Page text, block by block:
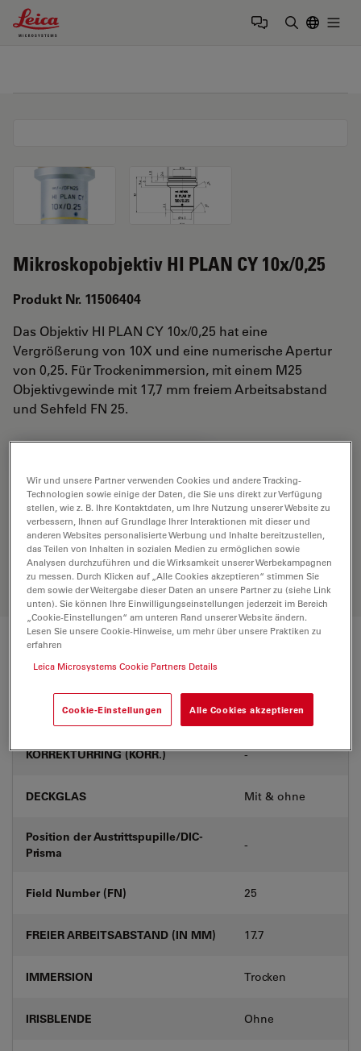
Leica Microsystems Logo
Mikroskopobjektiv HI PLAN CY 10x/0,25
Produkt Nr. 11506404
Das Objektiv HI PLAN CY 10x/0,25 hat eine
Vergrößerung von 10X und eine numerische Apertur
von 0,25. Für Trockenimmersion, mit einem M25
Objektivgewinde mit 17,7 mm freiem Arbeitsabstand
und Sehfeld FN 25.
Entdecken Sie die perfekte Lösung.
Erkunden Sie unserenObjective
Finder, vergleichen Sie Alternativen
und finden Sie die beste Lösung für
Ihre Anforderungen.
Technische Daten
Produktnummer 11506404
KORREKTURRING (KORR.) -
DECKGLAS Mit & ohne
Position der Austrittspupille/DIC-
Prisma
-
Field Number (FN) 25
FREIER ARBEITSABSTAND (IN MM) 17.7
IMMERSION Trocken
IRISBLENDE Ohne
Wir und unsere Partner verwenden Cookies und andere Tracking-
Technologien sowie einige der Daten, die Sie uns direkt zur Verfügung
stellen, wie z. B. Ihre Kontaktdaten, um Ihre Nutzung unserer Website zu
verbessern, Ihnen auf Grundlage Ihrer Interaktionen mit dieser und
anderen Websites personalisierte Werbung und Inhalte bereitzustellen,
das Teilen von Inhalten in sozialen Medien zu ermöglichen sowie
Analysen durchzuführen und die Wirksamkeit unserer Werbekampagnen
zu messen. Durch Klicken auf „Alle Cookies akzeptieren“ stimmen Sie
dem sowie der Weitergabe dieser Daten an unsere Partner zu (siehe Link
unten). Sie können Ihre Einwilligungseinstellungen jederzeit im Bereich
„Cookie-Einstellungen“ am unteren Rand unserer Website ändern.
Lesen Sie unsere Cookie-Hinweise, um mehr über unsere Praktiken zu
erfahren
Leica Microsystems Cookie Partners Details
Cookie-Einstellungen Alle Cookies akzeptieren